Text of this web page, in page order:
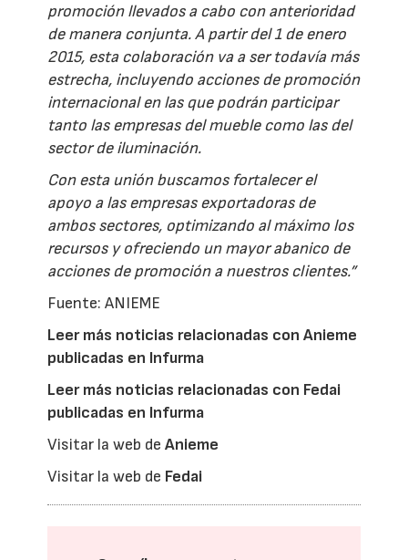
promoción llevados a cabo con anterioridad
de manera conjunta. A partir del 1 de enero
2015, esta colaboración va a ser todavía más
estrecha, incluyendo acciones de promoción
internacional en las que podrán participar
tanto las empresas del mueble como las del
sector de iluminación.
Con esta unión buscamos fortalecer el
apoyo a las empresas exportadoras de
ambos sectores, optimizando al máximo los
recursos y ofreciendo un mayor abanico de
acciones de promoción a nuestros clientes.”
Fuente: ANIEME
Leer más noticias relacionadas con Anieme
publicadas en Infurma
Leer más noticias relacionadas con Fedai
publicadas en Infurma
Visitar la web deAnieme
Visitar la web de Fedai